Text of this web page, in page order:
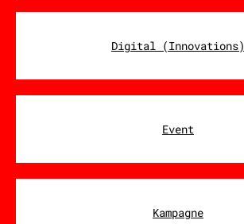
Digital (Innovations)
Event
Kampagne